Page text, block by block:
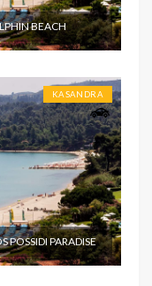
BEACH
KASANDRA
POSSIDI PARADISE